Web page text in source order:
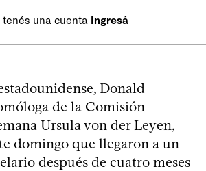
tenés una cuenta Ingresá
Donald
de la Comisión
Ursula von der Leyen,
domingo que llegaron a un
después de cuatro meses